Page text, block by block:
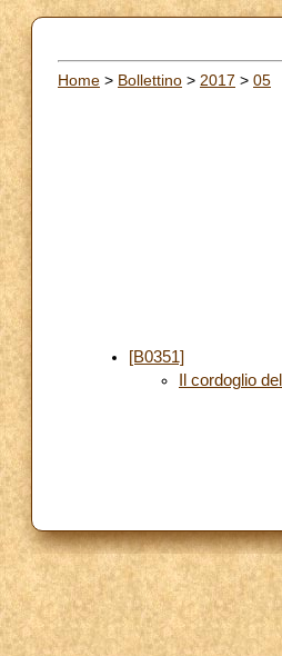
Home > Bollettino > 2017 > 05
[B0351]
Il cordoglio